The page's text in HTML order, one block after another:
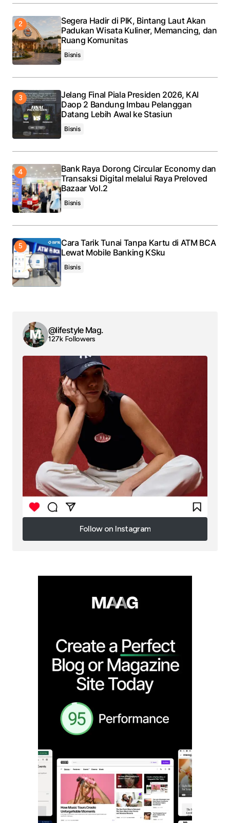
Segera Hadir di PIK, Bintang Laut Akan
Padukan Wisata Kuliner, Memancing, dan
Ruang Komunitas
Bisnis
Jelang Final Piala Presiden 2026, KAI
Daop 2 Bandung Imbau Pelanggan
Datang Lebih Awal ke Stasiun
Bisnis
Bank Raya Dorong Circular Economy dan
Transaksi Digital melalui Raya Preloved
Bazaar Vol.2
Bisnis
Cara Tarik Tunai Tanpa Kartu di ATM BCA
Lewat Mobile Banking KSku
Bisnis
@lifestyle Mag.
127k Followers
Follow on Instagram
Follow on Instagram